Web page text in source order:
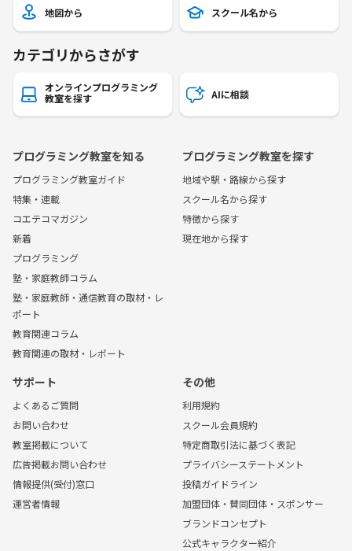
地図から スクール名から
カテゴリからさがす
オンラインプログラミング
教室を探す
AIに相談
プログラミング教室を知る
プログラミング教室ガイド
特集・連載
コエテコマガジン
新着
プログラミング
塾・家庭教師コラム
塾・家庭教師・通信教育の取材・レ
ポート
教育関連コラム
教育関連の取材・レポート
プログラミング教室を探す
地域や駅・路線から探す
スクール名から探す
特徴から探す
現在地から探す
サポート
よくあるご質問
お問い合わせ
教室掲載について
広告掲載お問い合わせ
情報提供(受付)窓口
運営者情報
その他
利用規約
スクール会員規約
特定商取引法に基づく表記
プライバシーステートメント
投稿ガイドライン
加盟団体・賛同団体・スポンサー
ブランドコンセプト
公式キャラクター紹介